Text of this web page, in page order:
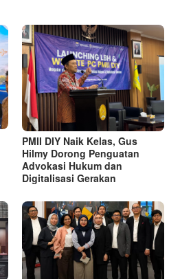
PMII DIY Naik Kelas, Gus
Hilmy Dorong Penguatan
Advokasi Hukum dan
Digitalisasi Gerakan